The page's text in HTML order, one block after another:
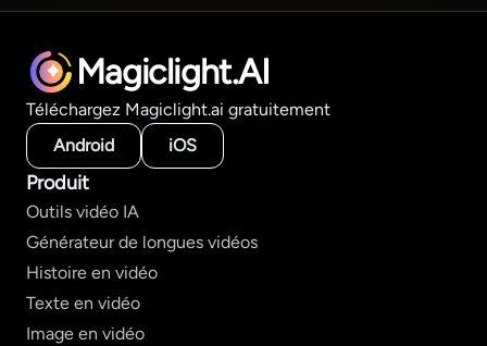
Magiclight.AI
Téléchargez Magiclight.ai gratuitement
Android
iOS
Produit
Outils vidéo IA
Générateur de longues vidéos
Histoire en vidéo
Texte en vidéo
Image en vidéo